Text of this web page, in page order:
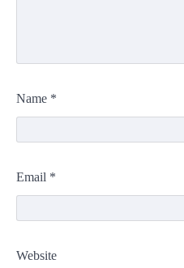
Name *
Email *
Website